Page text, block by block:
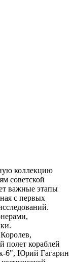
коллекцию
советской
важные этапы
с первых
полет кораблей
6", Юрий Гагарин